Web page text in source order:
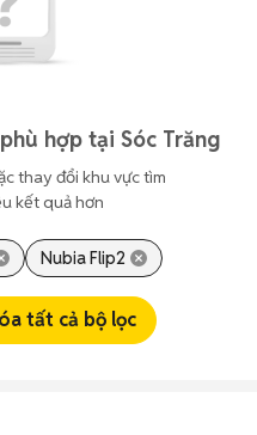
hợp tại Sóc Trăng
thay đổi khu vực tìm
kết quả hơn
Nubia Flip2
tất cả bộ lọc